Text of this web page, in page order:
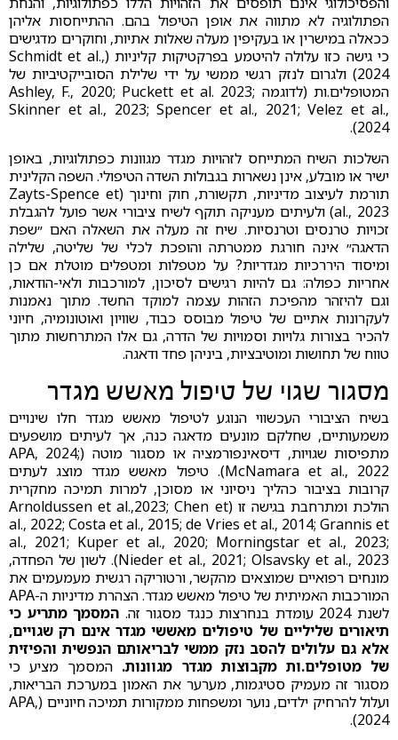
הפתולוגיה לא מתווה את אופן הטיפול בהם. ההתייחסות אליהן
ככאלה במישרין או בעקיפין מעלה שאלות אתיות, וחוקרים מדגישים
כי גישה כזו עלולה להיטמע בפרקטיקות קליניות (Schmidt et al.,
2024) ולגרום לנזק רגשי ממשי על ידי שלילת הסובייקטיביות של
המטופלים.ות (לדוגמה Ashley, F., 2020; Puckett et al. 2023;
Skinner et al., 2023; Spencer et al., 2021; Velez et al.,
2024).
השלכות השיח המתייחס לזהויות מגדר מגוונות כפתולוגיות, באופן
ישיר או מובלע, אינן נשארות בגבולות השדה הטיפולי. השפה הקלינית
תורמת לעיצוב מדיניות, תקשורת, חוק וחינוך (Zayts-Spence et
al., 2023) ולעיתים מעניקה תוקף לשיח ציבורי אשר פועל להגבלת
זכויות טרנסים וטרנסיות. שיח זה מעלה את השאלה האם ״שפת
הדאגה״ אינה חורגת ממטרתה והופכת לכלי של שליטה, שלילה
ומיסוד היררכיות מגדריות? על מטפלות ומטפלים מוטלת אם כן
אחריות כפולה: גם להיות רגישים לסיכון, למורכבות ולאי-הודאות,
וגם להיזהר מהפיכת הזהות עצמה למוקד החשד. מתוך נאמנות
לעקרונות אתיים של טיפול מבוסס כבוד, שוויון ואוטונומיה, חיוני
להכיר בצורות גלויות וסמויות של הדרה, גם אלו המתרחשות מתוך
טווח של תחושות ומוטיבציות, ביניהן פחד ודאגה.
מסגור שגוי של טיפול מאשש מגדר
בשיח הציבורי העכשווי הנוגע לטיפול מאשש מגדר חלו שינויים
משמעותיים, שחלקם מונעים מדאגה כנה, אך לעיתים מושפעים
מתפיסות שגויות, דיסאינפורמציה או מסגור מוטה (APA, 2024;
McNamara et al., 2022). טיפול מאשש מגדר מוצג לעתים
קרובות בציבור כהליך ניסיוני או מסוכן, למרות תמיכה מחקרית
הולכת ומתרחבת בגישה זו (Arnoldussen et al.,2023; Chen et
al., 2022; Costa et al., 2015; de Vries et al., 2014; Grannis et
al., 2021; Kuper et al., 2020; Morningstar et al., 2023;
Nieder et al., 2021; Olsavsky et al., 2023). לשון של הפחדה,
מונחים רפואיים שמוצאים מהקשר, ורטוריקה רגשית מעמעמים את
המורכבות האמיתית של טיפול מאשש מגדר. הצהרת מדיניות ה-APA
לשנת 2024 עומדת בנחרצות כנגד מסגור זה.
המסמך מתריע כי
תיאורים שליליים של טיפולים מאששי מגדר אינם רק שגויים,
אלא גם עלולים להסב נזק ממשי לבריאותם הנפשית והפיזית
של מטופלים.ות מקבוצות מגדר מגוונות. המסמך מציע כי
מסגור זה מעמיק סטיגמות, מערער את האמון במערכת הבריאות,
ועלול להרחיק ילדים, נוער ומשפחות ממקורות תמיכה חיוניים (APA,
2024).